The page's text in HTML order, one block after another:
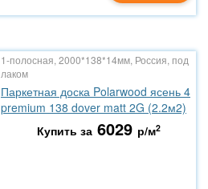
1-полосная, 2000*138*14мм, Россия, под
лаком
Паркетная доска Polarwood ясень 4
premium 138 dover matt 2G (2.2м2)
Купить за 6029 р/м2